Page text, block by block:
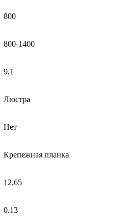
800
800-1400
9,1
Люстра
Нет
Крепежная планка
12,65
0.13